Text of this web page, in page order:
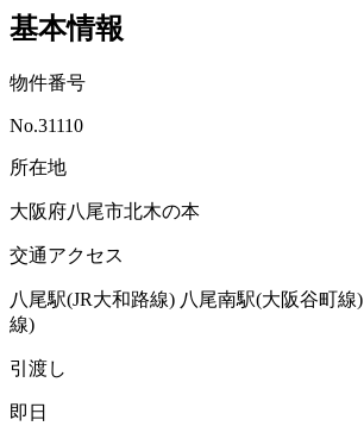
基本情報
物件番号
No.31110
所在地
大阪府八尾市北木の本
交通アクセス
八尾駅(JR大和路線) 八尾南駅(大阪谷町線)
線)
引渡し
即日